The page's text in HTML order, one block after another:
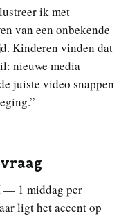
ik met
van een onbekende
Kinderen vinden dat
nieuwe media
juiste video snappen
— 1 middag per
ligt hetaccent op